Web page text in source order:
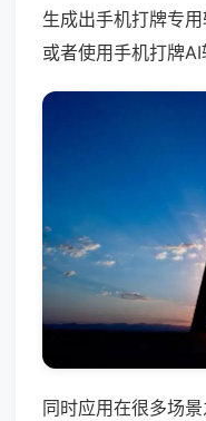
生成出手机打牌专
或者使用手机打牌AI
同时应用在很多场